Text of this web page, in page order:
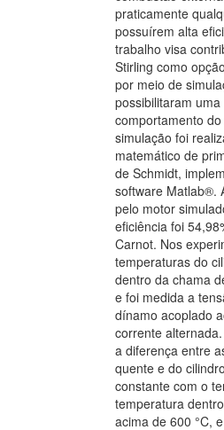
praticamente
possuírem alta
trabalho visa
Stirling como
por meio de
possibilitaram
comportamento
simulação foi
matemático de
de Schmidt,
software Matlab®.
pelo motor
eficiência foi
Carnot. Nos
temperaturas do
dentro da chama
e foi medida a
dínamo acoplado
corrente
a diferença entre
quente e do
constante com o
temperatura
acima de 600 °C,